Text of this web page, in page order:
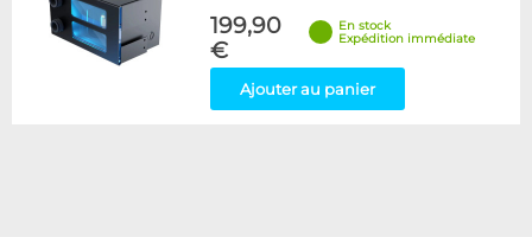
199,90
€
En stock
Expédition immédiate
Ajouter au panier